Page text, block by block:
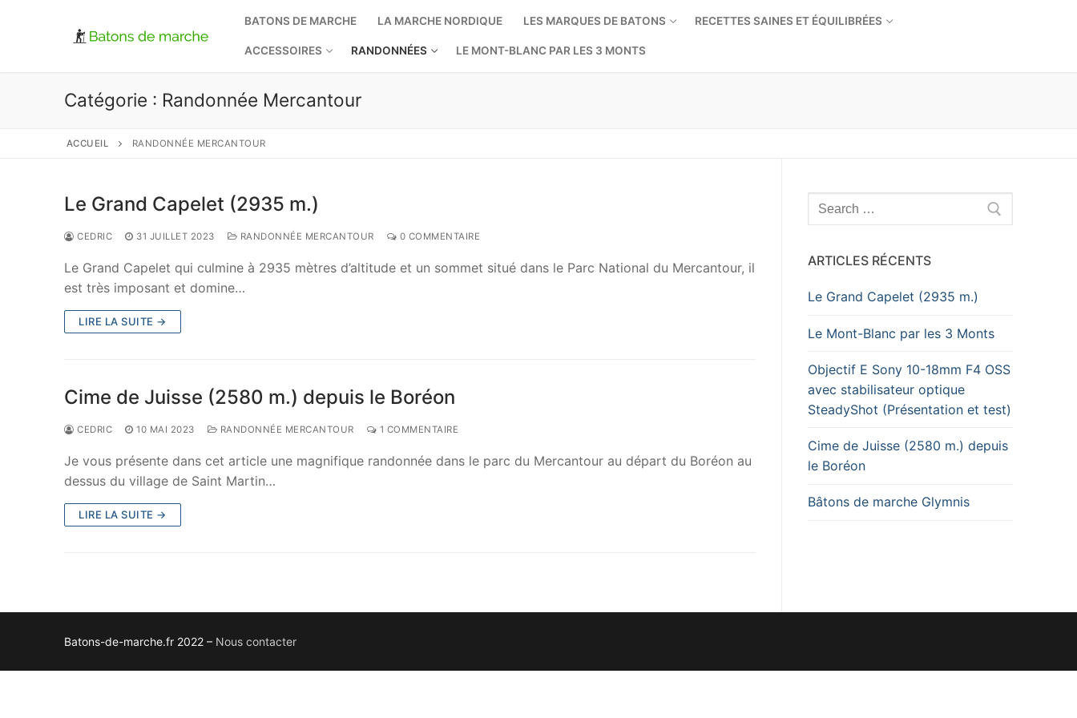
BATONS DE MARCHE LA MARCHE NORDIQUE LES MARQUES DE BATONS RECETTES SAINES ET ÉQUILIBRÉES
ACCESSOIRES RANDONNÉES LE MONT-BLANC PAR LES 3 MONTS
Catégorie : Randonnée Mercantour
ACCUEIL RANDONNÉE MERCANTOUR
Le Grand Capelet (2935 m.)
CEDRIC 31 JUILLET 2023 RANDONNÉE MERCANTOUR 0 COMMENTAIRE
Le Grand Capelet qui culmine à 2935 mètres d’altitude et un sommet situé dans le Parc National du Mercantour, il
est très imposant et domine…
LIRE LA SUITE →
Cime de Juisse (2580 m.) depuis le Boréon
CEDRIC 10 MAI 2023 RANDONNÉE MERCANTOUR 1 COMMENTAIRE
Je vous présente dans cet article une magnifique randonnée dans le parc du Mercantour au départ du Boréon au
dessus du village de Saint Martin…
LIRE LA SUITE →
Rechercher
:
ARTICLES RÉCENTS
Le Grand Capelet (2935 m.)
Le Mont-Blanc par les 3 Monts
Objectif E Sony 10-18mm F4 OSS
avec stabilisateur optique
SteadyShot (Présentation et test)
Cime de Juisse (2580 m.) depuis
le Boréon
Bâtons de marche Glymnis
Batons-de-marche.fr 2022 – Nous contacter